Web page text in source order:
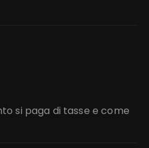
si paga di tasse e come